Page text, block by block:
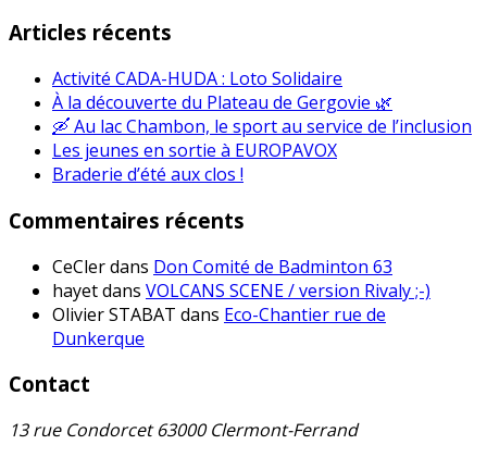
Articles récents
Activité CADA-HUDA : Loto Solidaire
À la découverte du Plateau de Gergovie 🌿
🛶 Au lac Chambon, le sport au service de l’inclusion
Les jeunes en sortie à EUROPAVOX
Braderie d’été aux clos !
Commentaires récents
CeClerdans Don Comité de Badminton 63
hayetdans VOLCANS SCENE / version Rivaly ;-)
Olivier STABAT dans Eco-Chantier rue de
Dunkerque
Contact
13 rue Condorcet 63000 Clermont-Ferrand